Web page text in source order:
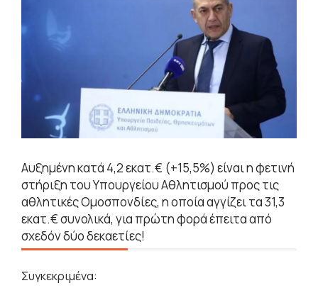
Αυξημένη κατά 4,2 εκατ.€ (+15,5%) είναι η φετινή
στήριξη του Υπουργείου Αθλητισμού προς τις
αθλητικές Ομοσπονδίες, η οποία αγγίζει τα 31,3
εκατ.€ συνολικά, για πρώτη φορά έπειτα από
σχεδόν δύο δεκαετίες!
Συγκεκριμένα: